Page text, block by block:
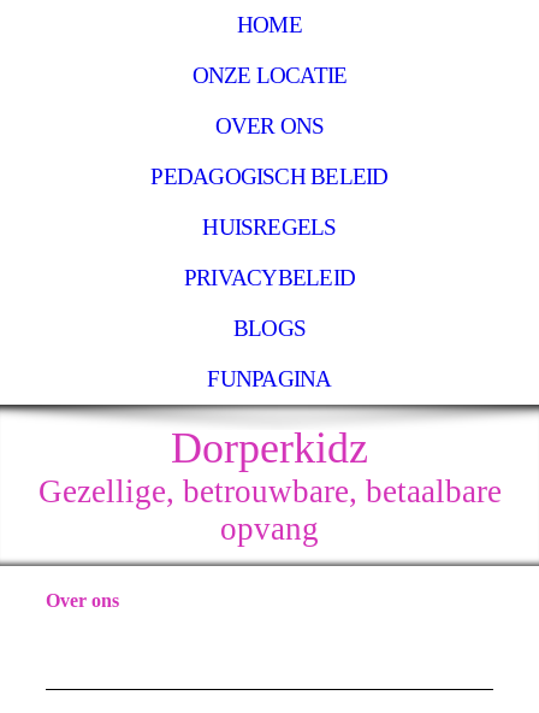
HOME
ONZE LOCATIE
OVER ONS
PEDAGOGISCH BELEID
HUISREGELS
PRIVACYBELEID
BLOGS
FUNPAGINA
Dorperkidz
Gezellige, betrouwbare, betaalbare
opvang
Over ons